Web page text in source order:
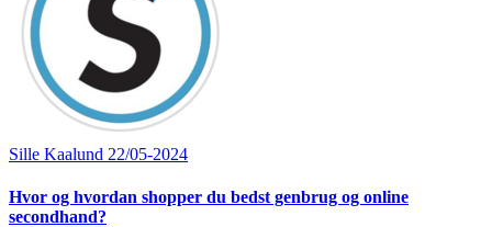
Sille Kaalund 22/05-2024
Hvor og hvordan shopper du bedst genbrug og online
secondhand?